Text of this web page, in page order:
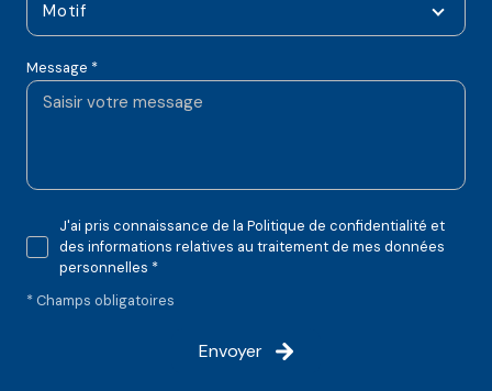
Motif
Message *
J'ai pris connaissance de la Politique de confidentialité et
des informations relatives au traitement de mes données
personnelles *
* Champs obligatoires
Envoyer